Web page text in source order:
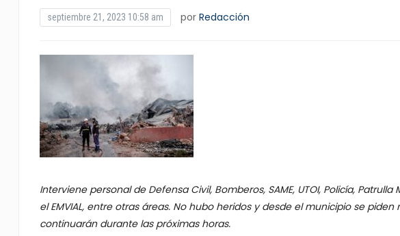
septiembre 21, 2023 10:58 am por Redacción
Interviene personal de Defensa Civil, Bomberos, SAME, UTOI, Policía, Patrulla
el EMVIAL, entre otras áreas. No hubo heridos y desde el municipio se
continuarán durante las próximas horas.